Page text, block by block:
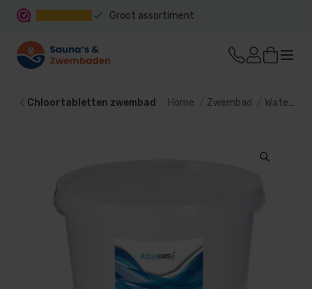
Groot assortiment
Chloortabletten zwembad Home Zwembad Waterbehandeling